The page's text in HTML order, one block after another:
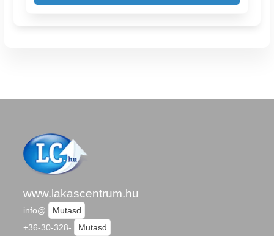
www.lakascentrum.hu
info@
Mutasd
+36-30-328-
Mutasd